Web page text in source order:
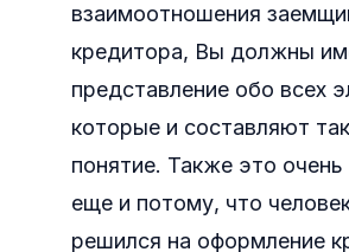
взаимоотношения
кредитора, Вы должны
представление обо всех
которые и составляют
понятие. Также это
еще и потому, что
решился на оформление